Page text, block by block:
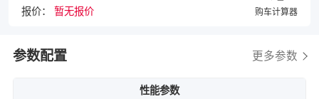
报价： 暂无报价 购车计算器
参数配置 更多参数
性能参数